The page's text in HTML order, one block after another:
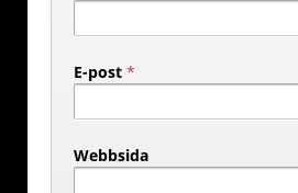
E-post *
Webbsida